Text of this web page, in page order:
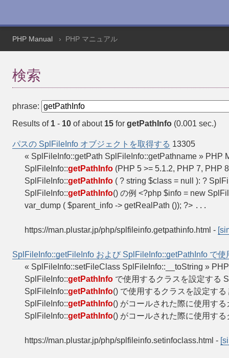
PHP Manual PHP マニュアル
検索
phrase:
Results of 1 - 10 of about 15 for getPathInfo (0.001 sec.)
パスの SplFileInfo オブジェクトを取得する 13305
« SplFileInfo::getPath SplFileInfo::getPathname »
SplFileInfo::getPathInfo (PHP 5 >= 5.1.2, PHP 7, PHP
SplFileInfo::getPathInfo ( ? string $class = null ): ?
SplFileInfo::getPathInfo() の例 <?php $info = new
var_dump ( $parent_info -> getRealPath ()); ?> ...
https://man.plustar.jp/php/splfileinfo.getpathinfo.html -
SplFileInfo::getFileInfo および SplFileInfo::getPathInfo で使
« SplFileInfo::setFileClass SplFileInfo::__toString »
SplFileInfo::getPathInfo で使用するクラスを設定する
SplFileInfo::getPathInfo() で使用するクラスを設定す
SplFileInfo::getPathInfo() がコールされた際に使用す
SplFileInfo::getPathInfo() がコールされた際に使用す
https://man.plustar.jp/php/splfileinfo.setinfoclass.html -